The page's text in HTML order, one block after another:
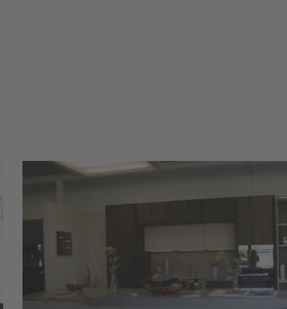
10 Cleaf
dunkel